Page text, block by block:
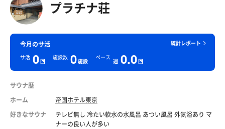
プラチナ荘
統計レポート
今月のサ活
サ活 0回
施設数 0施設
ペース
週 0.0回
サウナ歴
ホーム
帝国ホテル東京
好きなサウナ
テレビ無し 冷たい軟水の水風呂 あつい風呂 外気浴あり マ
ナーの良い人が多い